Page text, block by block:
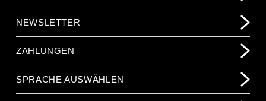
NEWSLETTER
ZAHLUNGEN
SPRACHE AUSWÄHLEN